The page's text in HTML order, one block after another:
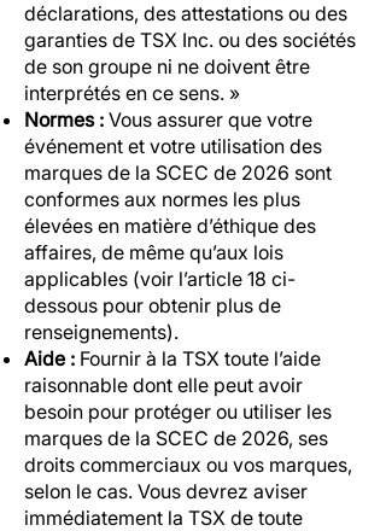
déclarations, des attestations ou des
garanties de TSX Inc. ou des sociétés
de son groupe ni ne doivent être
interprétés en ce sens. »
Normes : Vous assurer que votre
événement et votre utilisation des
marques de la SCEC de 2026 sont
conformes aux normes les plus
élevées en matière d’éthique des
affaires, de même qu’aux lois
applicables (voir l’article 18 ci-
dessous pour obtenir plus de
renseignements).
Aide : Fournir à la TSX toute l’aide
raisonnable dont elle peut avoir
besoin pour protéger ou utiliser les
marques de la SCEC de 2026, ses
droits commerciaux ou vos marques,
selon le cas. Vous devrez aviser
immédiatement la TSX de toute